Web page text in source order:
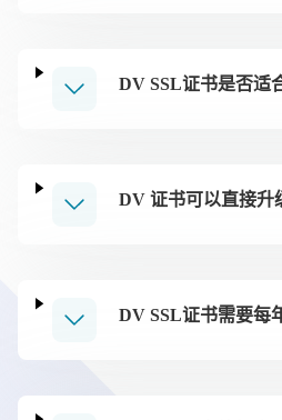
DV SSL证书是否适
DV 证书可以直接升
DV SSL证书需要每